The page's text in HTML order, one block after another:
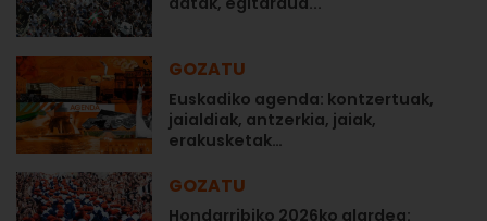
GOZATU
Euskadiko agenda: kontzertuak,
jaialdiak, antzerkia, jaiak,
erakusketak…
GOZATU
Hondarribiko 2026ko alardea: